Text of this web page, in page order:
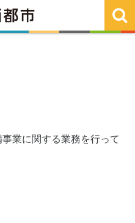
業に関する業務を行って